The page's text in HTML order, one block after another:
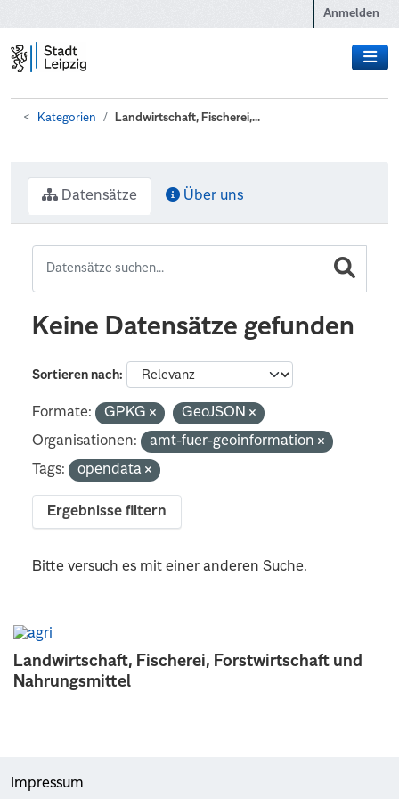
Anmelden
Kategorien Landwirtschaft, Fischerei,...
Landwirtschaft, Fischerei, Forstwirtschaft und
Nahrungsmittel
Datensätze Über uns
Keine Datensätze gefunden
Sortieren nach
Formate: GPKG
GeoJSON
Organisationen:
amt-fuer-geoinformation
Tags:
opendata
Ergebnisse filtern
Bitte versuch es mit einer anderen Suche.
Impressum